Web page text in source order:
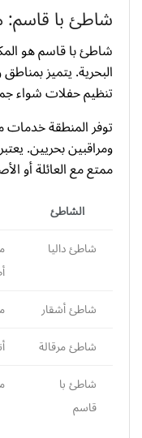
شاطئ با قاسم:
شاطئ با قاسم هو
البحرية. يتميز
تنظيم حفلات شواء
توفر المنطقة خدمات
ومراقبين بحريين.
ممتع مع العائلة أو
الشاطئ
شاطئ داليا
شاطئ أشقار
شاطئ مرقالة
شاطئ با
قاسم